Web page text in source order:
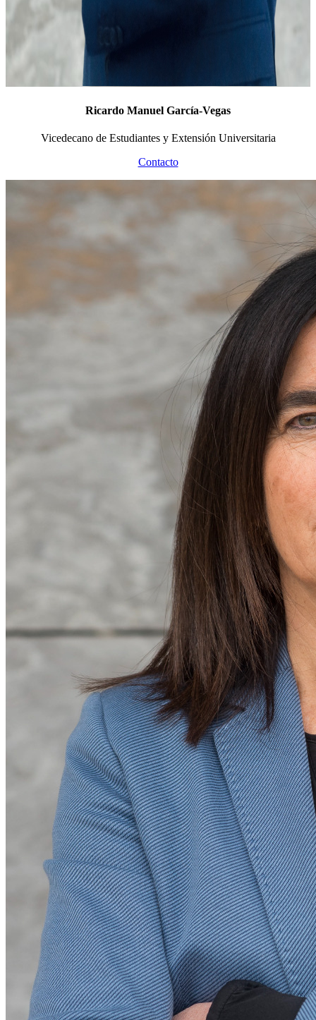
Ricardo Manuel García-Vegas
Vicedecano de Estudiantes y Extensión Universitaria
Contacto